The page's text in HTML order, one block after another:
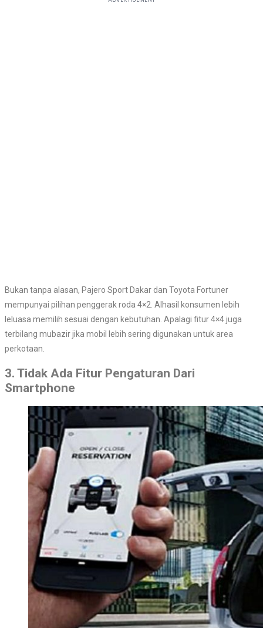
Bukan tanpa alasan, Pajero Sport Dakar dan Toyota Fortuner
mempunyai pilihan penggerak roda 4×2. Alhasil konsumen lebih
leluasa memilih sesuai dengan kebutuhan. Apalagi fitur 4×4 juga
terbilang mubazir jika mobil lebih sering digunakan untuk area
perkotaan.
3. Tidak Ada Fitur Pengaturan Dari
Smartphone